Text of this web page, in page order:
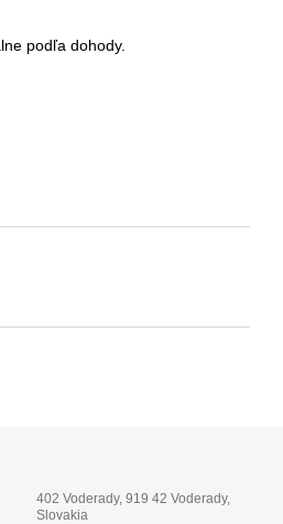
podľa dohody.
402 Voderady, 919 42 Voderady,
Slovakia